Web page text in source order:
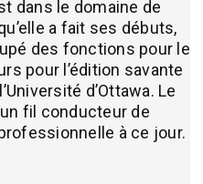
dans le domaine de
a fait ses débuts,
des fonctions pour le
pour l’édition savante
d’Ottawa. Le
fil conducteur de
à ce jour.